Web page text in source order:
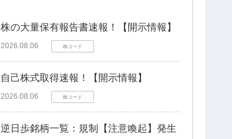
株の大量保有報告書速報！【開示情報】
2026.08.06 株コード
自己株式取得速報！【開示情報】
2026.08.06 株コード
逆日歩銘柄一覧：規制【注意喚起】発生